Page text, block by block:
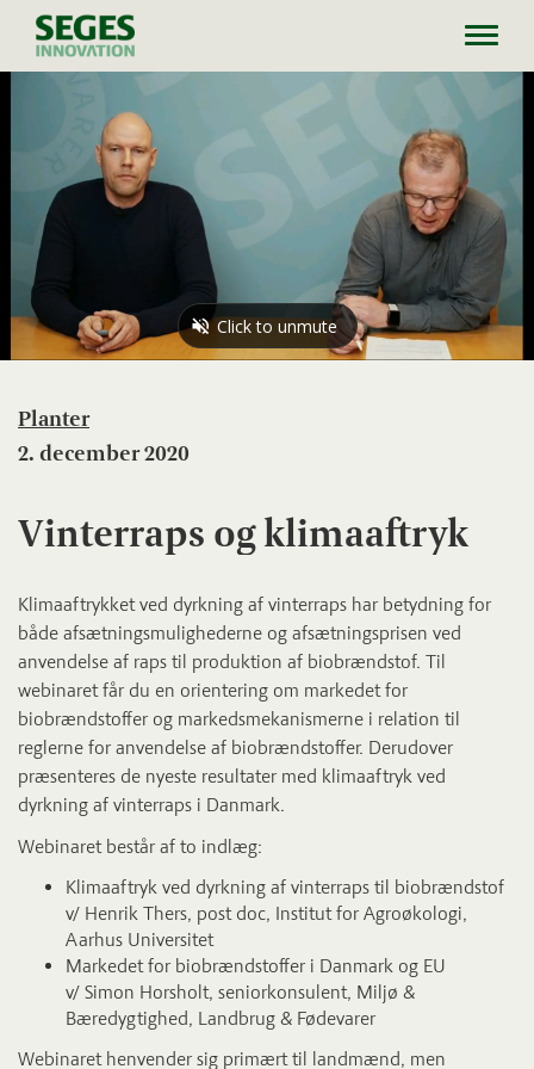
Planter
2. december 2020
Vinterraps og klimaaftryk
Klimaaftrykket ved dyrkning af vinterraps har betydning for
både afsætningsmulighederne og afsætningsprisen ved
anvendelse af raps til produktion af biobrændstof. Til
webinaret får du en orientering om markedet for
biobrændstoffer og markedsmekanismerne i relation til
reglerne for anvendelse af biobrændstoffer. Derudover
præsenteres de nyeste resultater med klimaaftryk ved
dyrkning af vinterraps i Danmark.
Webinaret består af to indlæg:
Klimaaftryk ved dyrkning af vinterraps til biobrændstof
v/ Henrik Thers, post doc, Institut for Agroøkologi,
Aarhus Universitet
Markedet for biobrændstoffer i Danmark og EU
v/ Simon Horsholt, seniorkonsulent, Miljø &
Bæredygtighed, Landbrug & Fødevarer
Webinaret henvender sig primært til landmænd, men